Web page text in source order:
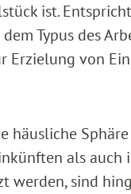
ist.
Typus des
Erzielung von
häusliche
als auch
werden, sind